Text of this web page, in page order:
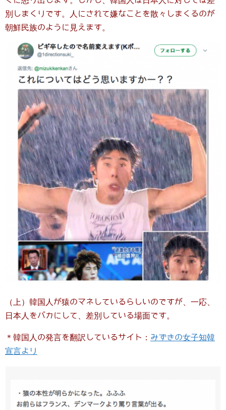
別しまくりです。人にされて嫌なことを散々しまくるのが
朝鮮民族のように見えます。
（上）韓国人が猿のマネしているらしいのですが、一応、
日本人をバカにして、差別している場面です。
＊韓国人の発言を翻訳しているサイト： みずきの女子知韓
宣言より